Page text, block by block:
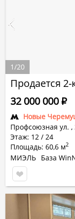
Продается
Новые
Профсоюзная ул. ,
Этаж: 12 / 24
Площадь: 60,6 м2
32 000 000Р
МИЭЛЬ База
1/20